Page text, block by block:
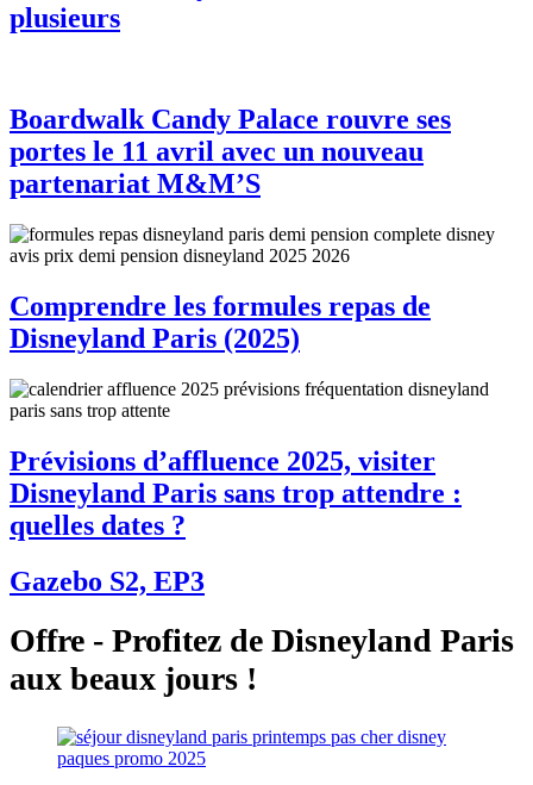
plusieurs
Boardwalk Candy Palace rouvre ses
portes le 11 avril avec un nouveau
partenariat M&M’S
Comprendre les formules repas de
Disneyland Paris (2025)
Prévisions d’affluence 2025, visiter
Disneyland Paris sans trop attendre :
quelles dates ?
Gazebo S2, EP3
Offre - Profitez de Disneyland Paris
aux beaux jours !